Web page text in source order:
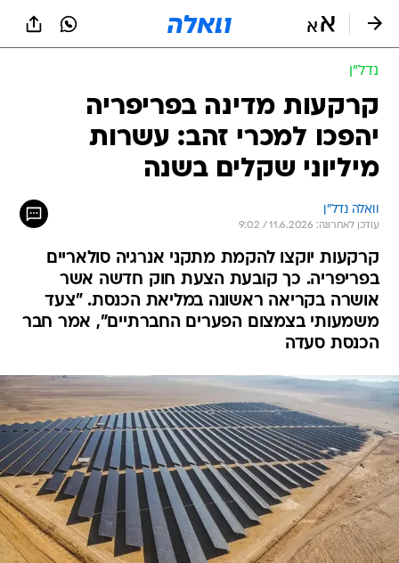
נדל״ן
קרקעות מדינה בפריפריה
יהפכו למכרי זהב: עשרות
מיליוני שקלים בשנה
וואלה נדל"ן
עודכן לאחרונה: 11.6.2026 / 9:02
קרקעות יוקצו להקמת מתקני אנרגיה סולאריים
בפריפריה. כך קובעת הצעת חוק חדשה אשר
אושרה בקריאה ראשונה במליאת הכנסת. "צעד
משמעותי בצמצום הפערים החברתיים", אמר חבר
הכנסת סעדה